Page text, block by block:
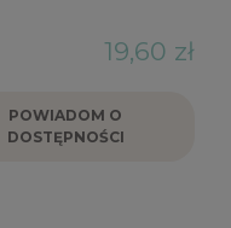
19,60 zł
POWIADOM O
DOSTĘPNOŚCI